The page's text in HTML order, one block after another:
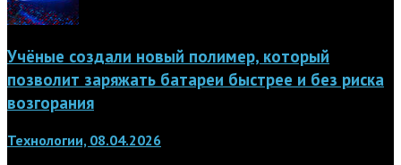
Учёные создали новый полимер, который
позволит заряжать батареи быстрее и без риска
возгорания
Технологии, 08.04.2026